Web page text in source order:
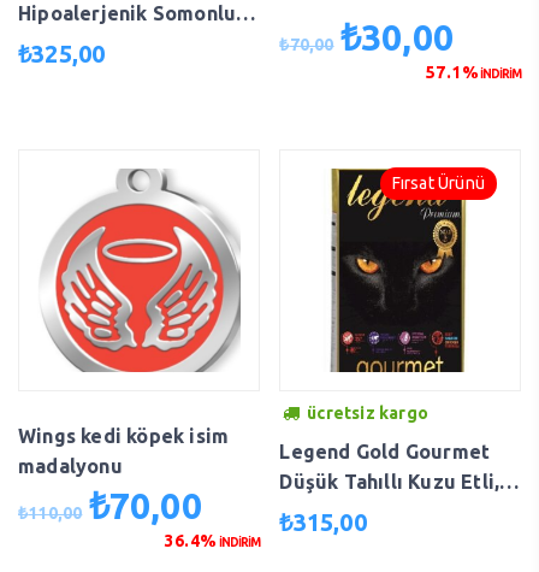
Hipoalerjenik Somonlu
Kısırlaştırılmış Kedi
Maması 12 kg fea-892018
₺325,00 ₺70,00 Orijinal
₺30,00Şu
andaki
57.1%İNDİRİM
Wings kedi köpek isim
madalyonu
₺110,00 Orijinal
₺70,00Şu
andaki
36.4% İNDİRİM
Fırsat Ürünü
ücretsiz kargo
Legend Gold Gourmet
Düşük Tahıllı Kuzu Etli,
Tavuklu Ve Balıklı
Yetişkin Kedi Maması 15
₺315,00